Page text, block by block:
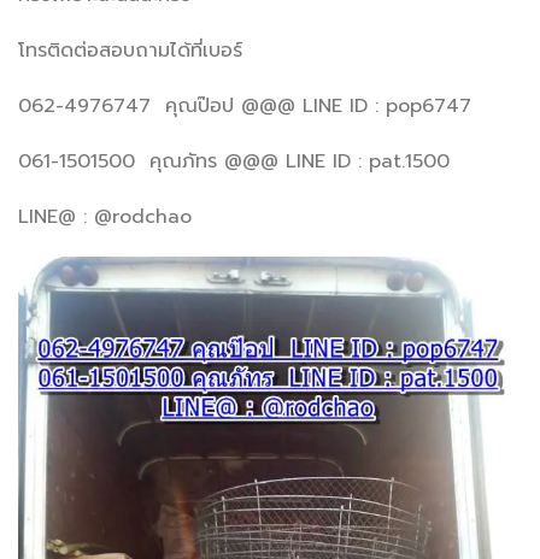
โทรติดต่อสอบถามได้ที่เบอร์
062-4976747 คุณป๊อป @@@ LINE ID : pop6747
061-1501500 คุณภัทร @@@ LINE ID : pat.1500
LINE@ : @rodchao